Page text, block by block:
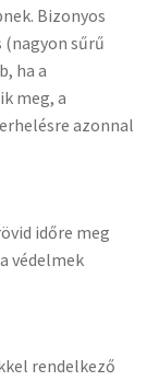
Bizonyos
sűrű
ha a
meg, a
azonnal
időre meg
védelmek
rendelkező